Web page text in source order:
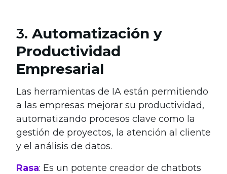
3. Automatización y
Productividad
Empresarial
Las herramientas de IA están permitiendo
a las empresas mejorar su productividad,
automatizando procesos clave como la
gestión de proyectos, la atención al cliente
y el análisis de datos.
Rasa: Es un potente creador de chatbots